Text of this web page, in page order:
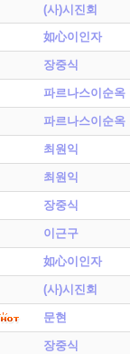
(사)시진회
如心이인자
장중식
파르나스이순옥
파르나스이순옥
최원익
최원익
장중식
이근구
如心이인자
(사)시진회
문현
장중식